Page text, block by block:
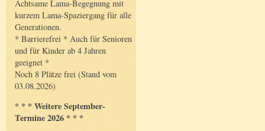
Achtsame Lama-Begegnung mit
kurzem Lama-Spaziergang für alle
Generationen.
* Barrierefrei * Auch für Senioren
und für Kinder ab 4 Jahren
geeignet *
Noch 8 Plätze frei (Stand vom
03.08.2026)
* * * Weitere September-
Termine 2026 * * *